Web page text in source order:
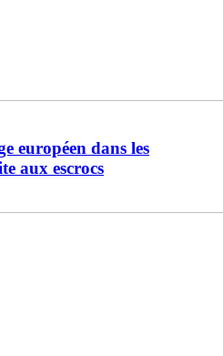
européen dans les
aux escrocs